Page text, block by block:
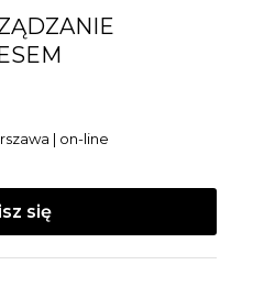
| on-line
się